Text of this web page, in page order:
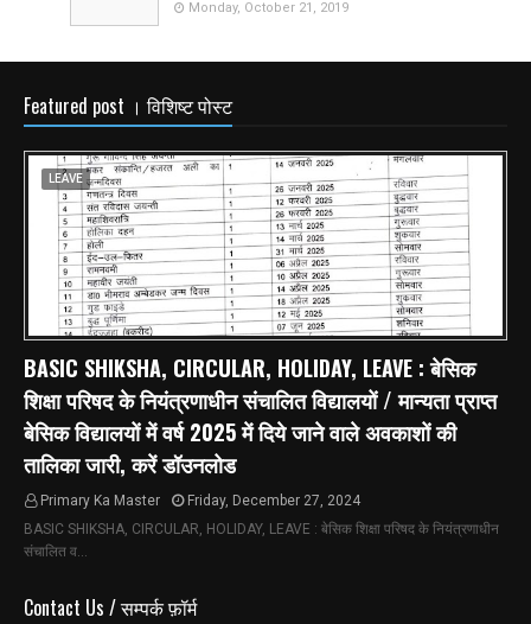
Monday, October 21, 2019
Featured post । विशिष्ट पोस्ट
LEAVE
BASIC SHIKSHA, CIRCULAR, HOLIDAY, LEAVE : बेसिक
शिक्षा परिषद के नियंत्रणाधीन संचालित विद्यालयों / मान्यता प्राप्त
बेसिक विद्यालयों में वर्ष 2025 में दिये जाने वाले अवकाशों की
तालिका जारी, करें डॉउनलोड
Primary Ka Master
Friday, December 27, 2024
BASIC SHIKSHA, CIRCULAR, HOLIDAY, LEAVE : बेसिक शिक्षा परिषद के नियंत्रणाधीन
संचालित व…
Contact Us / सम्पर्क फ़ॉर्म